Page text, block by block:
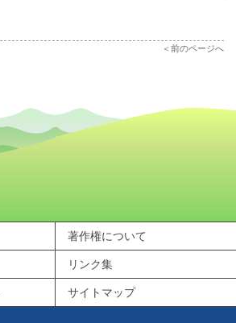
前のページへ
著作権について
リンク集
サイトマップ